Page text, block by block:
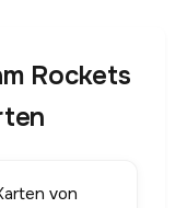
Rockets
von